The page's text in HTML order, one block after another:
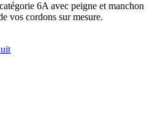
6A avec peigne et manchon
vos cordons sur mesure.